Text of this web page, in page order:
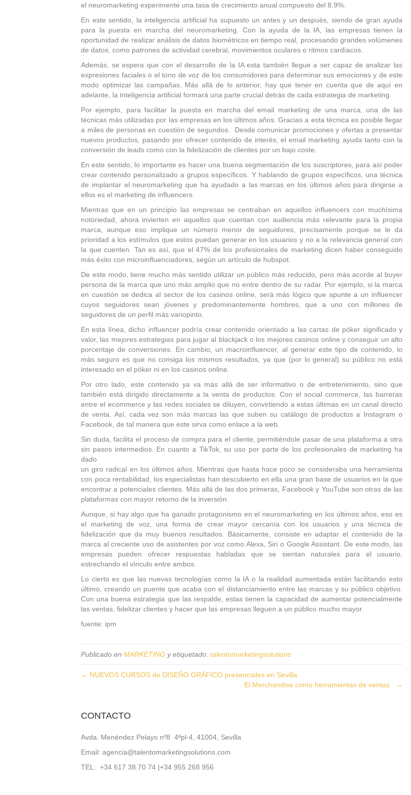
el neuromarketing experimente una tasa de crecimiento anual compuesto del 8,9%.
En este sentido, la inteligencia artificial ha supuesto un antes y un después, siendo de gran ayuda
para la puesta en marcha del neuromarketing. Con la ayuda de la IA, las empresas tienen la
oportunidad de realizar análisis de datos biométricos en tiempo real, procesando grandes volúmenes
de datos, como patrones de actividad cerebral, movimientos oculares o ritmos cardíacos.
Además, se espera que con el desarrollo de la IA esta también llegue a ser capaz de analizar las
expresiones faciales o el tono de voz de los consumidores para determinar sus emociones y de este
modo optimizar las campañas. Más allá de lo anterior, hay que tener en cuenta que de aquí en
adelante, la inteligencia artificial formará una parte crucial detrás de cada estrategia de marketing.
Por ejemplo, para facilitar la puesta en marcha del email marketing de una marca, una de las
técnicas más utilizadas por las empresas en los últimos años. Gracias a esta técnica es posible llegar
a miles de personas en cuestión de segundos. Desde comunicar promociones y ofertas a presentar
nuevos productos, pasando por ofrecer contenido de interés; el email marketing ayuda tanto con la
conversión de leads como con la fidelización de clientes por un bajo coste.
En este sentido, lo importante es hacer una buena segmentación de los suscriptores, para así poder
crear contenido personalizado a grupos específicos. Y hablando de grupos específicos, una técnica
de implantar el neuromarketing que ha ayudado a las marcas en los últimos años para dirigirse a
ellos es el marketing de influencers.
Mientras que en un principio las empresas se centraban en aquellos influencers con muchísima
notoriedad, ahora invierten en aquellos que cuentan con audiencia más relevante para la propia
marca, aunque eso implique un número menor de seguidores, precisamente porque se le da
prioridad a los estímulos que estos puedan generar en los usuarios y no a la relevancia general con
la que cuenten. Tan es así, que el 47% de los profesionales de marketing dicen haber conseguido
más éxito con microinfluenciadores, según un artículo de hubspot.
De este modo, tiene mucho más sentido utilizar un público más reducido, pero más acorde al buyer
persona de la marca que uno más amplio que no entre dentro de su radar. Por ejemplo, si la marca
en cuestión se dedica al sector de los casinos online, será más lógico que apunte a un influencer
cuyos seguidores sean jóvenes y predominantemente hombres, que a uno con millones de
seguidores de un perfil más variopinto.
En esta línea, dicho influencer podría crear contenido orientado a las cartas de póker significado y
valor, las mejores estrategias para jugar al blackjack o los mejores casinos online y conseguir un alto
porcentaje de conversiones. En cambio, un macroinfluencer, al generar este tipo de contenido, lo
más seguro es que no consiga los mismos resultados, ya que (por lo general) su público no está
interesado en el póker ni en los casinos online.
Por otro lado, este contenido ya va más allá de ser informativo o de entretenimiento, sino que
también está dirigido directamente a la venta de productos. Con el social commerce, las barreras
entre el ecommerce y las redes sociales se diluyen, convirtiendo a estas últimas en un canal directo
de venta. Así, cada vez son más marcas las que suben su catálogo de productos a Instagram o
Facebook, de tal manera que este sirva como enlace a la web.
Sin duda, facilita el proceso de compra para el cliente, permitiéndole pasar de una plataforma a otra
sin pasos intermedios. En cuanto a TikTok, su uso por parte de los profesionales de marketing ha
dado
un giro radical en los últimos años. Mientras que hasta hace poco se consideraba una herramienta
con poca rentabilidad, los especialistas han descubierto en ella una gran base de usuarios en la que
encontrar a potenciales clientes. Más allá de las dos primeras, Facebook y YouTube son otras de las
plataformas con mayor retorno de la inversión.
Aunque, si hay algo que ha ganado protagonismo en el neuromarketing en los últimos años, eso es
el marketing de voz, una forma de crear mayor cercanía con los usuarios y una técnica de
fidelización que da muy buenos resultados. Básicamente, consiste en adaptar el contenido de la
marca al creciente uso de asistentes por voz como Alexa, Siri o Google Assistant. De este modo, las
empresas pueden ofrecer respuestas habladas que se sientan naturales para el usuario,
estrechando el vínculo entre ambos.
Lo cierto es que las nuevas tecnologías como la IA o la realidad aumentada están facilitando esto
último, creando un puente que acaba con el distanciamiento entre las marcas y su público objetivo.
Con una buena estrategia que las respalde, estas tienen la capacidad de aumentar potencialmente
las ventas, fidelizar clientes y hacer que las empresas lleguen a un público mucho mayor.
fuente: ipm
Publicado en MARKETING y etiquetado: talentomarketingsolutions
← NUEVOS CURSOS de DISEÑO GRÁFICO presenciales en Sevilla
El Merchandise como herramientas de ventas. →
CONTACTO
Avda. Menéndez Pelayo nº8 4ªpl-4, 41004, Sevilla
Email: agencia@talentomarketingsolutions.com
TEL: +34 617 38 70 74 |+34 955 268 956